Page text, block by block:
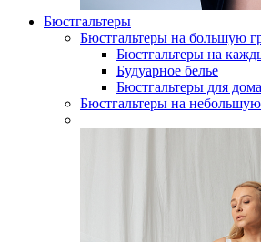
Бюстгальтеры
Бюстгальтеры на большую
Бюстгальтеры на
Будуарное белье
Бюстгальтеры для
Бюстгальтеры на